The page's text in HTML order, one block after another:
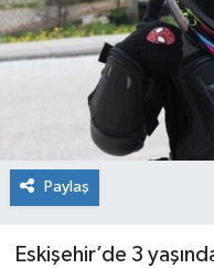
Paylaş
Eskişehir’de 3